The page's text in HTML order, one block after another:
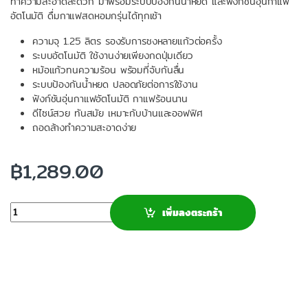
อัตโนมัติ ดื่มกาแฟสดหอมกรุ่นได้ทุกเช้า
ความจุ 1.25 ลิตร รองรับการชงหลายแก้วต่อครั้ง
ระบบอัตโนมัติ ใช้งานง่ายเพียงกดปุ่มเดียว
หม้อแก้วทนความร้อน พร้อมที่จับกันลื่น
ระบบป้องกันน้ำหยด ปลอดภัยต่อการใช้งาน
ฟังก์ชันอุ่นกาแฟอัตโนมัติ กาแฟร้อนนาน
ดีไซน์สวย ทันสมัย เหมาะกับบ้านและออฟฟิศ
ถอดล้างทำความสะอาดง่าย
฿1,289.00
จำนวน เพิ่มลงตระกร้า